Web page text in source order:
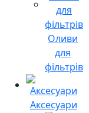
Оливи
для
фільтрів
Аксесуари